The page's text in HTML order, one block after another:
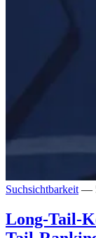
Suchsichtbarkeit —
Long-Tail-